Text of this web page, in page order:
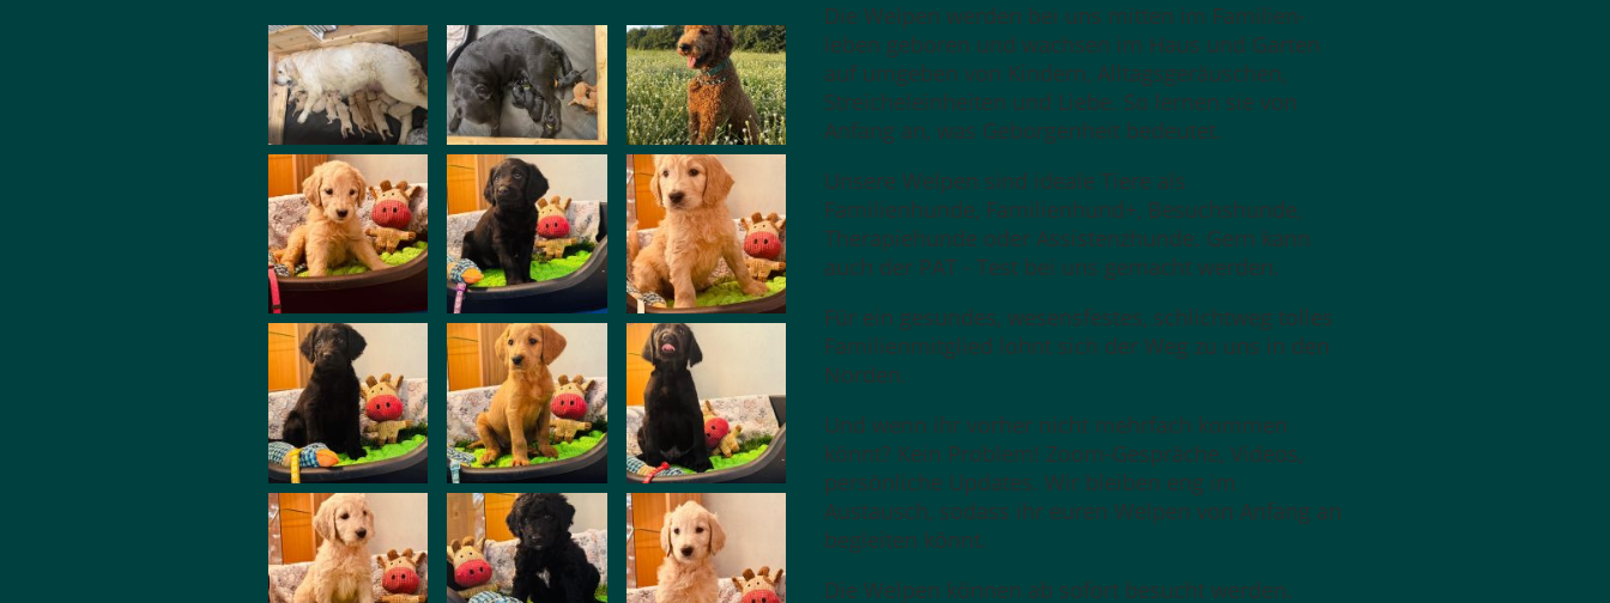
Die Welpen werden bei uns mitten im Familien-
leben geboren und wachsen im Haus und Garten
auf umgeben von Kindern, Alltagsgeräuschen,
Streicheleinheiten und Liebe. So lernen sie von
Anfang an, was Geborgenheit bedeutet.
Unsere Welpen sind ideale Tiere als
Familienhunde, Familienhund+, Besuchshunde,
Therapiehunde oder Assistenzhunde. Gern kann
auch der PAT - Test bei uns gemacht werden.
Für ein gesundes, wesensfestes, schlichtweg tolles
Familienmitglied lohnt sich der Weg zu uns in den
Norden.
Und wenn ihr vorher nicht mehrfach kommen
könnt? Kein Problem! Zoom-Gespräche, Videos,
persönliche Updates. Wir bleiben eng im
Austausch, sodass ihr euren Welpen von Anfang an
begleiten könnt.
Die Welpen können ab sofort besucht werden.